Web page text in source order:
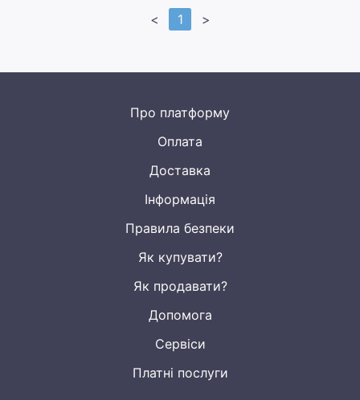
< 1 >
Про платформу
Оплата
Доставка
Інформація
Правила безпеки
Як купувати?
Як продавати?
Допомога
Сервіси
Платні послуги